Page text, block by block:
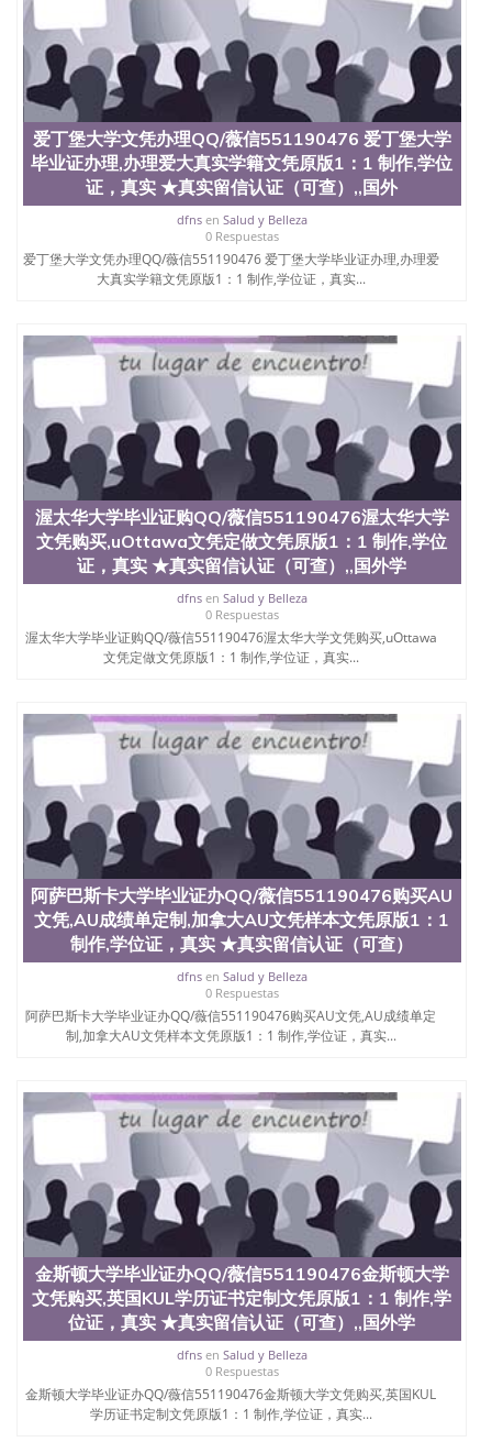
爱丁堡大学文凭办理QQ/薇信551190476 爱丁堡大学
毕业证办理,办理爱大真实学籍文凭原版1：1 制作,学位
证，真实 ★真实留信认证（可查）,,国外
dfnsen Salud y Belleza
0 Respuestas
爱丁堡大学文凭办理QQ/薇信551190476 爱丁堡大学毕业证办理,办理爱
大真实学籍文凭原版1：1 制作,学位证，真实...
渥太华大学毕业证购QQ/薇信551190476渥太华大学
文凭购买,uOttawa文凭定做文凭原版1：1 制作,学位
证，真实 ★真实留信认证（可查）,,国外学
dfnsen Salud y Belleza
0 Respuestas
渥太华大学毕业证购QQ/薇信551190476渥太华大学文凭购买,uOttawa
文凭定做文凭原版1：1 制作,学位证，真实...
阿萨巴斯卡大学毕业证办QQ/薇信551190476购买AU
文凭,AU成绩单定制,加拿大AU文凭样本文凭原版1：1
制作,学位证，真实 ★真实留信认证（可查）
dfnsen Salud y Belleza
0 Respuestas
阿萨巴斯卡大学毕业证办QQ/薇信551190476购买AU文凭,AU成绩单定
制,加拿大AU文凭样本文凭原版1：1 制作,学位证，真实...
金斯顿大学毕业证办QQ/薇信551190476金斯顿大学
文凭购买,英国KUL学历证书定制文凭原版1：1 制作,学
位证，真实 ★真实留信认证（可查）,,国外学
dfnsen Salud y Belleza
0 Respuestas
金斯顿大学毕业证办QQ/薇信551190476金斯顿大学文凭购买,英国KUL
学历证书定制文凭原版1：1 制作,学位证，真实...